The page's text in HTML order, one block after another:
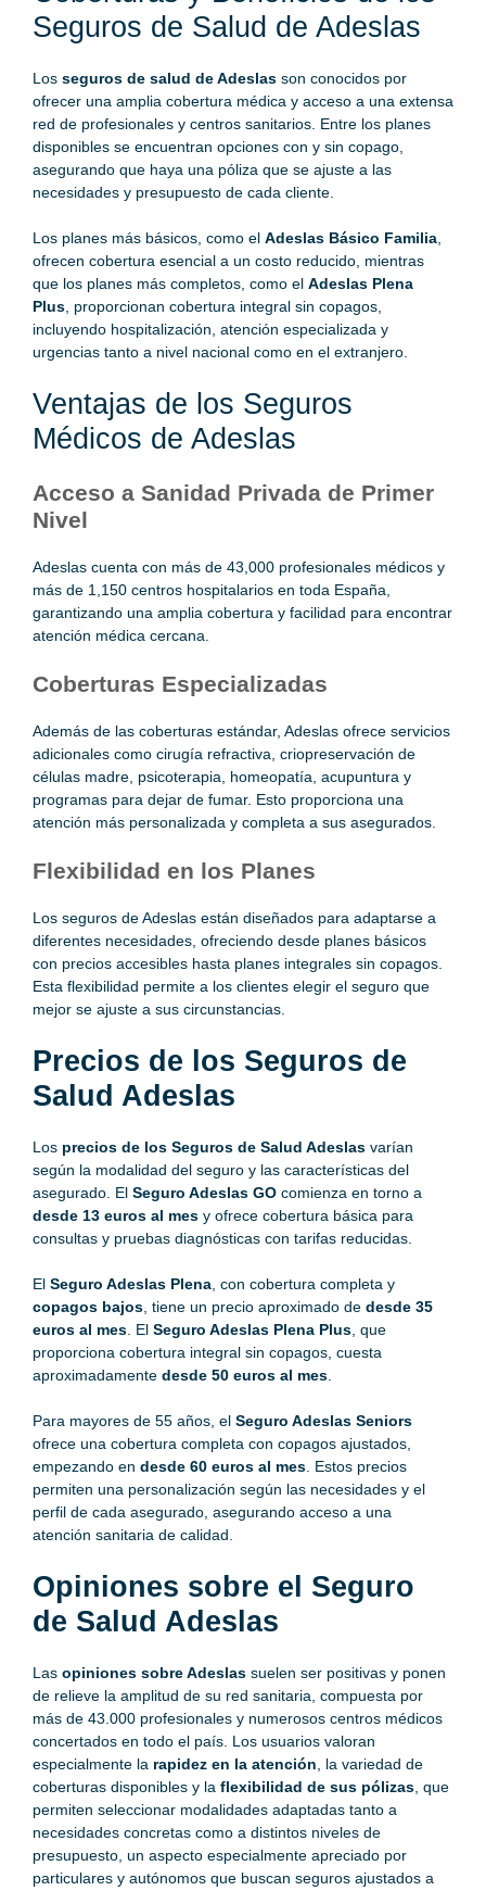
Seguros de Salud de Adeslas
Los seguros de salud de Adeslas son conocidos por
ofrecer una amplia cobertura médica y acceso a una extensa
red de profesionales y centros sanitarios. Entre los planes
disponibles se encuentran opciones con y sin copago,
asegurando que haya una póliza que se ajuste a las
necesidades y presupuesto de cada cliente.
Los planes más básicos, como el Adeslas Básico Familia
ofrecen cobertura esencial a un costo reducido, mientras
que los planes más completos, como el Adeslas Plena
Plus , proporcionan cobertura integral sin copagos,
incluyendo hospitalización, atención especializada y
urgencias tanto a nivel nacional como en el extranjero.
Ventajas de los Seguros
Médicos de Adeslas
Acceso a Sanidad Privada de Primer
Nivel
Adeslas cuenta con más de 43,000 profesionales médicos y
más de 1,150 centros hospitalarios en toda España,
garantizando una amplia cobertura y facilidad para encontrar
atención médica cercana.
Coberturas Especializadas
Además de las coberturas estándar, Adeslas ofrece servicios
adicionales como cirugía refractiva, criopreservación de
células madre, psicoterapia, homeopatía, acupuntura y
programas para dejar de fumar. Esto proporciona una
atención más personalizada y completa a sus asegurados.
Flexibilidad en los Planes
Los seguros de Adeslas están diseñados para adaptarse a
diferentes necesidades, ofreciendo desde planes básicos
con precios accesibles hasta planes integrales sin copagos.
Esta flexibilidad permite a los clientes elegir el seguro que
mejor se ajuste a sus circunstancias.
Precios de los Seguros de
Salud Adeslas
Los precios de los Seguros de Salud Adeslas varían
según la modalidad del seguro y las características del
asegurado. El Seguro Adeslas GO comienza en torno a
desde 13 euros al mes y ofrece cobertura básica para
consultas y pruebas diagnósticas con tarifas reducidas.
El Seguro Adeslas Plena , con cobertura completa y
copagos bajos , tiene un precio aproximado de desde 35
euros al mes . El Seguro Adeslas Plena Plus , que
proporciona cobertura integral sin copagos, cuesta
aproximadamente desde 50 euros al mes
Para mayores de 55 años, el Seguro Adeslas Seniors
ofrece una cobertura completa con copagos ajustados,
empezando en desde 60 euros al mes . Estos precios
permiten una personalización según las necesidades y el
perfil de cada asegurado, asegurando acceso a una
atención sanitaria de calidad.
Opiniones sobre el Seguro
de Salud Adeslas
Las opiniones sobre Adeslas suelen ser positivas y ponen
de relieve la amplitud de su red sanitaria, compuesta por
más de 43.000 profesionales y numerosos centros médicos
concertados en todo el país. Los usuarios valoran
especialmente la rapidez en la atención , la variedad de
coberturas disponibles y la flexibilidad de sus pólizas , que
permiten seleccionar modalidades adaptadas tanto a
necesidades concretas como a distintos niveles de
presupuesto, un aspecto especialmente apreciado por
particulares y autónomos que buscan seguros ajustados a